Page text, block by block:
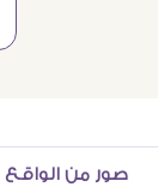
صور من الواقع